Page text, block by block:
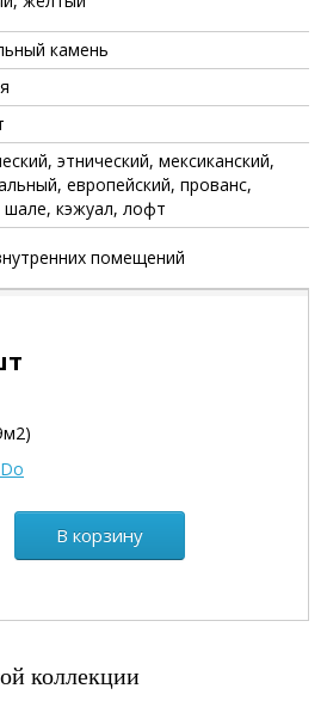
камень
этнический, мексиканский,
европейский, прованс,
шале, кэжуал, лофт
помещений
В корзину
коллекции